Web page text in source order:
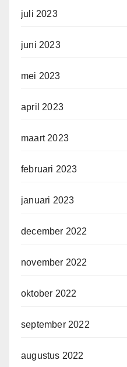
juli 2023
juni 2023
mei 2023
april 2023
maart 2023
februari 2023
januari 2023
december 2022
november 2022
oktober 2022
september 2022
augustus 2022